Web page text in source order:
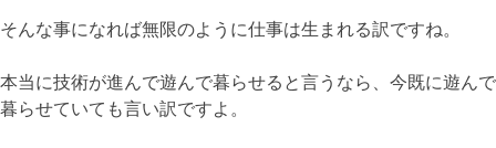
そんな事になれば無限のように仕事は生まれる訳ですね。
本当に技術が進んで遊んで暮らせると言うなら、今既に遊んで
暮らせていても言い訳ですよ。